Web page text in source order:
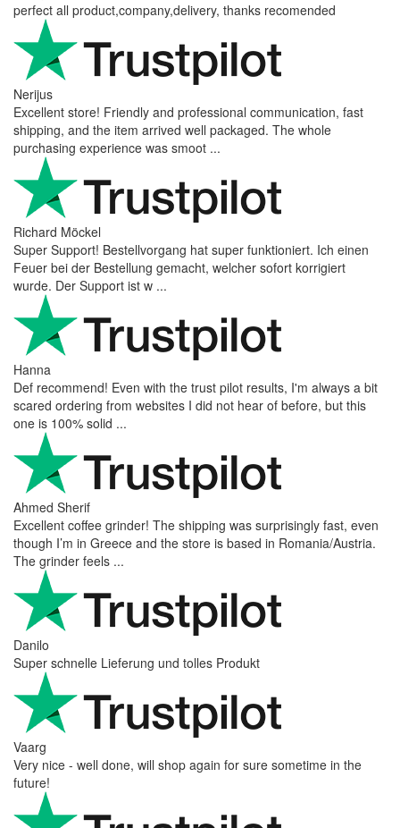
perfect all product,company,delivery, thanks recomended
Nerijus
Excellent store! Friendly and professional communication, fast
shipping, and the item arrived well packaged. The whole
purchasing experience was smoot ...
Richard Möckel
Super Support! Bestellvorgang hat super funktioniert. Ich einen
Feuer bei der Bestellung gemacht, welcher sofort korrigiert
wurde. Der Support ist w ...
Hanna
Def recommend! Even with the trust pilot results, I'm always a bit
scared ordering from websites I did not hear of before, but this
one is 100% solid ...
Ahmed Sherif
Excellent coffee grinder! The shipping was surprisingly fast, even
though I’m in Greece and the store is based in Romania/Austria.
The grinder feels ...
Danilo
Super schnelle Lieferung und tolles Produkt
Vaarg
Very nice - well done, will shop again for sure sometime in the
future!